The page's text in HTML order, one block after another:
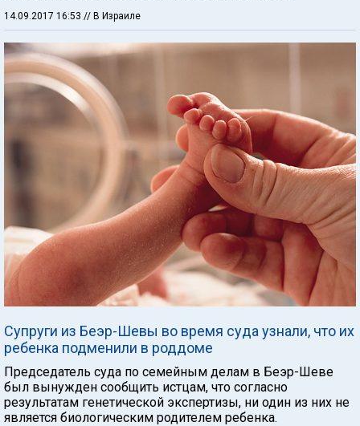
14.09.2017 16:53 // В Израиле
Cупруги из Беэр-Шевы во время суда узнали, что их
ребенка подменили в роддоме
Председатель суда по семейным делам в Беэр-Шеве
был вынужден сообщить истцам, что согласно
результатам генетической экспертизы, ни один из них не
является биологическим родителем ребенка.